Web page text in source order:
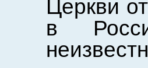
Церкви
в